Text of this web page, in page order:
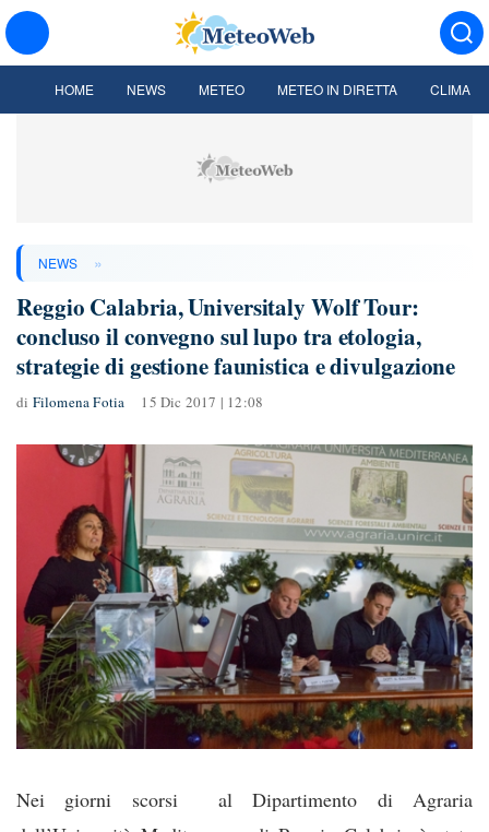
HOME NEWS METEO METEO IN DIRETTA CLIMA
NEWS »
Reggio Calabria, Universitaly Wolf Tour:
concluso il convegno sul lupo tra etologia,
strategie di gestione faunistica e divulgazione
di Filomena Fotia 15 Dic 2017 | 12:08
Nei giorni scorsi al Dipartimento di Agraria